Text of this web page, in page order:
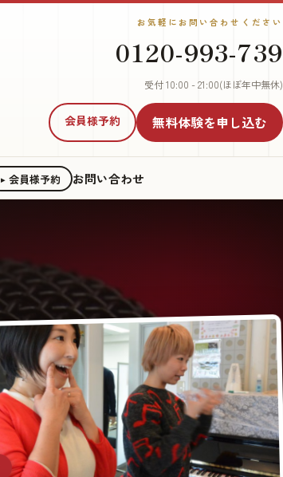
お気軽にお問い合わせください
0120-993-739
受付 10:00 - 21:00(ほぼ年中無休)
会員様予約 無料体験を申し込む
会員様予約 お問い合わせ